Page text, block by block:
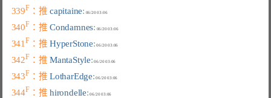
339F ：推 capitaine: 06/20 03:06
340F ：推 Condamnes: 06/20 03:06
341 F ：推 HyperStone:
342F ：推 MantaStyle:
343F ：推 LotharEdge:
344F ：推 hirondelle: